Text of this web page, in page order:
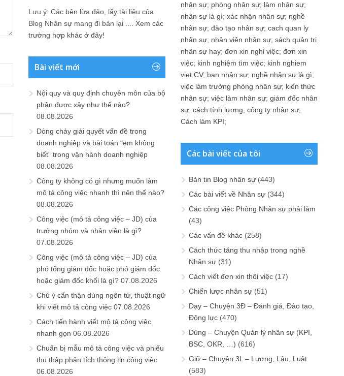
Lưu ý: Các bên lừa đảo, lấy tài liệu của
Blog Nhân sự mang đi bán lại .... Xem các
trường hợp khác ở đây!
Bài viết mới
Nội quy và quy định chuyên môn của bộ
phận được xây như thế nào?
08.08.2026
Dòng chảy giải quyết vấn đề trong
doanh nghiệp và bài toán “em không
biết” trong vận hành doanh nghiệp
08.08.2026
Công ty không có gì nhưng muốn làm
mô tả công việc nhanh thì nên thế nào?
08.08.2026
Công việc (mô tả công việc – JD) của
trưởng nhóm và nhân viên là gì?
07.08.2026
Công việc (mô tả công việc – JD) của
phó tổng giám đốc hoặc phó giám đốc
hoặc giám đốc khối là gì? 07.08.2026
Chú ý cẩn thận dùng ngôn từ, thuật ngữ
khi viết mô tả công việc 07.08.2026
Cách tiến hành viết mô tả công việc
nhanh gọn 06.08.2026
Chuẩn bị mẫu mô tả công việc và phiếu
thu thập phân tích thông tin công việc
06.08.2026
nhân sự; phòng nhân sự; làm nhân sự;
nhân sự là gì; xác nhận nhân sự; nghề
nhân sự; đào tạo nhân sự; cach quan ly
nhân sự; nhân viên nhân sự; sách quản trị
nhân sự hay; đơn xin nghỉ việc; đơn xin
việc; kinh nghiệm tìm việc; kinh nghiem
viet CV; ban nhân sự; nghề nhân sự là gì;
việc làm trưởng phòng nhân sự; kiến thức
nhân sự; việc làm nhân sự; giám đốc nhân
sự; cách tính lương; công ty nhân sự;
Cách làm KPI;
Các bài viết của tôi
Bản tin Blog nhân sự (443)
Các bài viết về Nhân sự (344)
Các công việc Phòng Nhân sự phải làm
(43)
Các vấn đề khác (258)
Cách thức tăng thu nhập trong nghề
Nhân sự (31)
Cách viết đơn xin thôi việc (17)
Chiến lược nhân sự (51)
Dạy – Chuyện 3Đ – Đánh giá, Đào tạo,
Động lực (470)
Dùng – Chuyện Quản lý nhân sự (KPI,
BSC, OKR, …) (616)
Giữ – Chuyện 3L – Lương, Lậu, Luật
(583)